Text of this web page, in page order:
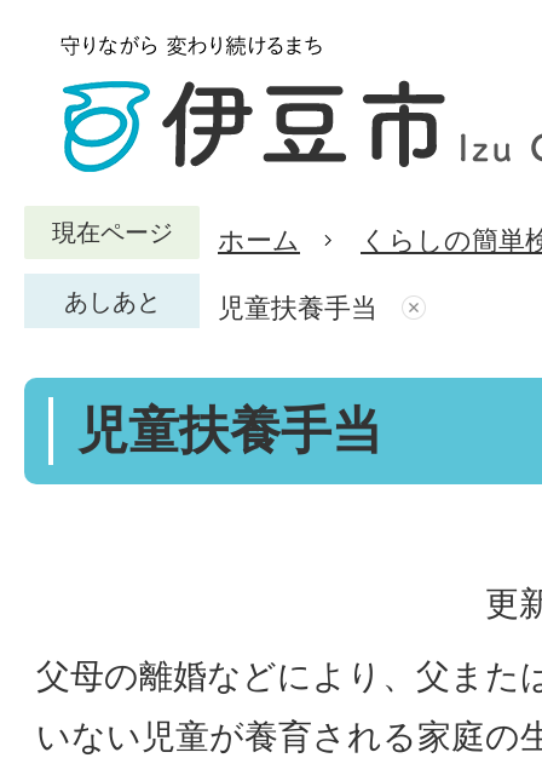
現在ページ ホーム くらしの簡単
あしあと 児童扶養手当
児童扶養手当
更
父母の離婚などにより、父また
いない児童が養育される家庭の